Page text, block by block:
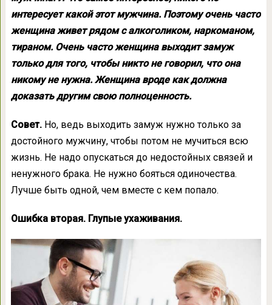
интересует какой этот мужчина. Поэтому очень часто
женщина живет рядом с алкоголиком, наркоманом,
тираном. Очень часто женщина выходит замуж
только для того, чтобы никто не говорил, что она
никому не нужна. Женщина вроде как должна
доказать другим свою полноценность.
Совет.Но, ведь выходить замуж нужно только за
достойного мужчину, чтобы потом не мучиться всю
жизнь. Не надо опускаться до недостойных связей и
ненужного брака. Не нужно бояться одиночества.
Лучше быть одной, чем вместе с кем попало.
Ошибка вторая. Глупые ухаживания.